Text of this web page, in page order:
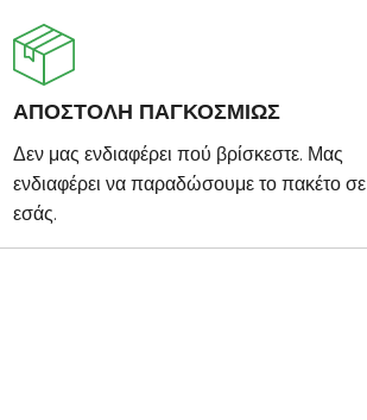
ΑΠΟΣΤΟΛΗ ΠΑΓΚΟΣΜΙΩΣ
Δεν μας ενδιαφέρει πού βρίσκεστε. Μας
ενδιαφέρει να παραδώσουμε το πακέτο σε
εσάς.